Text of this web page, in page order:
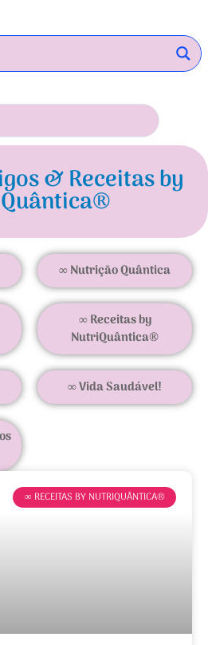
& Receitas by
∞ Nutrição Quântica
∞ Receitas by
NutriQuântica®
∞ Vida Saudável!
∞ RECEITAS BY NUTRIQUÂNTICA®